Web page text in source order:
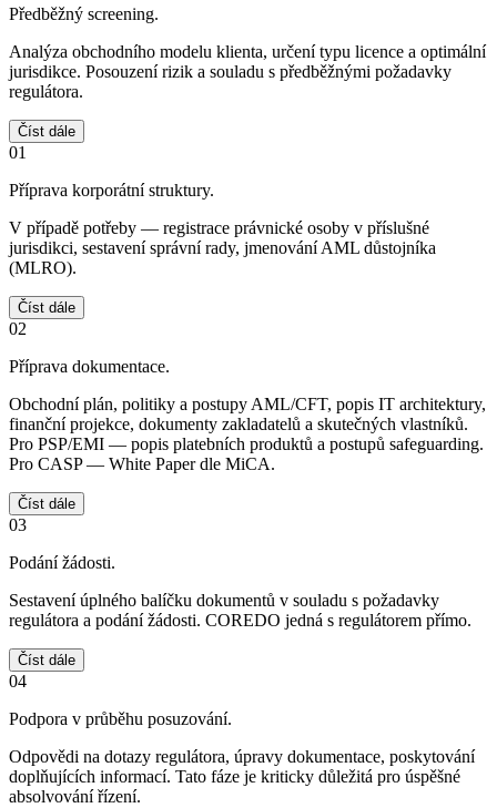
Předběžný screening.
Analýza obchodního modelu klienta, určení typu licence a optimální
jurisdikce. Posouzení rizik a souladu s předběžnými požadavky
regulátora.
Číst dále
01
Příprava korporátní struktury.
V případě potřeby — registrace právnické osoby v příslušné
jurisdikci, sestavení správní rady, jmenování AML důstojníka
(MLRO).
Číst dále
02
Příprava dokumentace.
Obchodní plán, politiky a postupy AML/CFT, popis IT architektury,
finanční projekce, dokumenty zakladatelů a skutečných vlastníků.
Pro PSP/EMI — popis platebních produktů a postupů safeguarding.
Pro CASP — White Paper dle MiCA.
Číst dále
03
Podání žádosti.
Sestavení úplného balíčku dokumentů v souladu s požadavky
regulátora a podání žádosti. COREDO jedná s regulátorem přímo.
Číst dále
04
Podpora v průběhu posuzování.
Odpovědi na dotazy regulátora, úpravy dokumentace, poskytování
doplňujících informací. Tato fáze je kriticky důležitá pro úspěšné
absolvování řízení.